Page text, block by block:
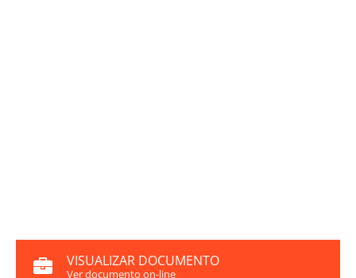
VISUALIZAR DOCUMENTO
Ver documento on-line